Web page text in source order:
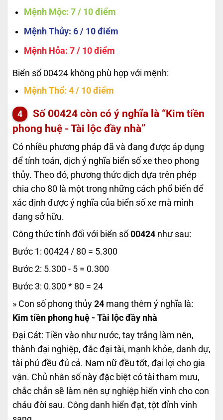
Mệnh Mộc: 7 / 10 điểm
Mệnh Thủy: 6 / 10 điểm
Mệnh Hỏa: 7 / 10 điểm
Biển số 00424 không phù hợp với mệnh:
Mệnh Thổ: 4 / 10 điểm
Số 00424 còn có ý nghĩa là “Kim tiền
phong huệ - Tài lộc đầy nhà”
Có nhiều phương pháp đã và đang được áp dụng
để tính toán, dịch ý nghĩa biển số xe theo phong
thủy. Theo đó, phương thức dịch dựa trên phép
chia cho 80 là một trong những cách phổ biến để
xác định được ý nghĩa của biển số xe mà mình
đang sở hữu.
Công thức tính đối với biển số 00424 như sau:
Bước 1: 00424 / 80 = 5.300
Bước 2: 5.300 - 5 = 0.300
Bước 3: 0.300 * 80 = 24
» Con số phong thủy 24 mang thêm ý nghĩa là:
Kim tiền phong huệ - Tài lộc đầy nhà
Đại Cát: Tiền vào như nước, tay trắng làm nên,
thành đại nghiệp, đắc đại tài, mạnh khỏe, danh dự,
tài phú đều đủ cả. Nam nữ đều tốt, đại lợi cho gia
vận. Chủ nhân số này đặc biệt có tài tham mưu,
chắc chắn sẽ làm nên sự nghiệp hiển vinh cho con
cháu đời sau. Công danh hiển đạt, tột đỉnh vinh